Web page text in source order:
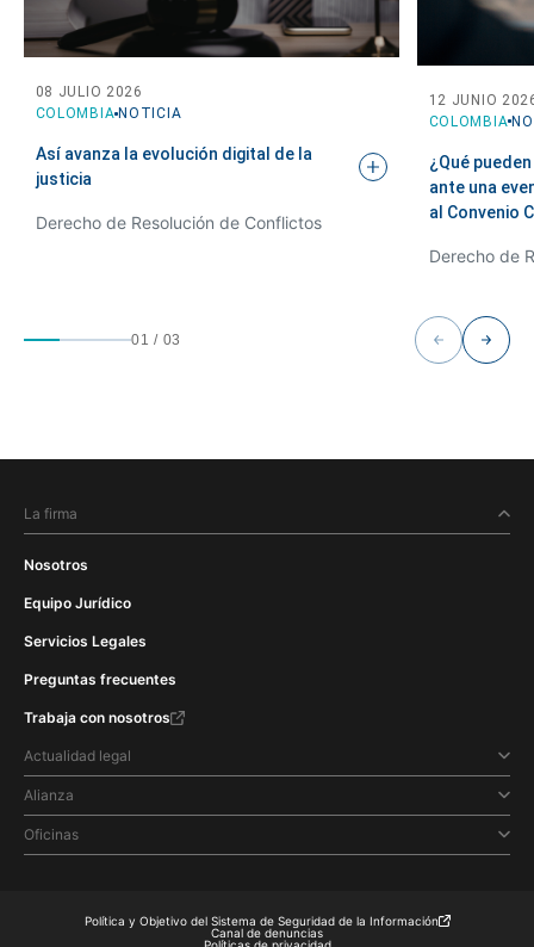
COLOMBIA NOTICIA
08 JULIO 2026
Así avanza la evolución digital de la
justicia
Derecho de Resolución de Conflictos
COLOMBIA
12 JUNIO
¿Qué
ante una
al Convenio
Derecho de
01 / 03
La firma
Nosotros
Equipo Jurídico
Servicios Legales
Preguntas frecuentes
Trabaja con nosotros
Actualidad legal
Alianza
Oficinas
Política y Objetivo del Sistema de Seguridad de la Información
Canal de denuncias